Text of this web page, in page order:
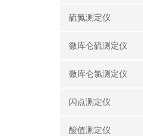
硫氮测定仪
微库仑硫测定仪
微库仑氯测定仪
闪点测定仪
酸值测定仪